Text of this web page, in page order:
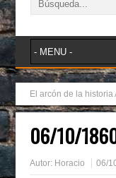
El arcón de la historia
06/10/
Autor: Horacio 06/